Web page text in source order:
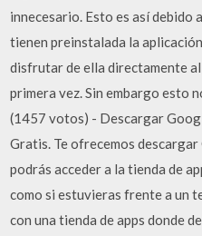
innecesario. Esto es así debido
tienen preinstalada la
disfrutar de ella directamente
primera vez. Sin embargo esto
(1457 votos) - Descargar
Gratis. Te ofrecemos
podrás acceder a la tienda de
como si estuvieras frente a un
con una tienda de apps donde